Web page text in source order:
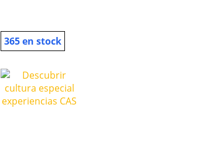
365 en stock